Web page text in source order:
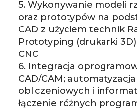
5. Wykonywanie modeli
oraz prototypów na
CAD z użyciem technik
Prototyping (drukarki
CNC
6. Integracja
CAD/CAM;
obliczeniowych i
łączenie różnych